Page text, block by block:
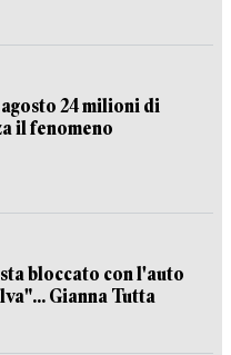
24 milioni di
il fenomeno
bloccato con l'auto
Gianna Tutta